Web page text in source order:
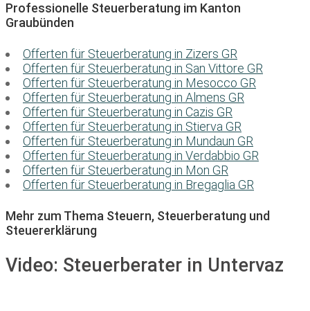
Professionelle Steuerberatung im Kanton
Graubünden
Offerten für Steuerberatung in Zizers GR
Offerten für Steuerberatung in San Vittore GR
Offerten für Steuerberatung in Mesocco GR
Offerten für Steuerberatung in Almens GR
Offerten für Steuerberatung in Cazis GR
Offerten für Steuerberatung in Stierva GR
Offerten für Steuerberatung in Mundaun GR
Offerten für Steuerberatung in Verdabbio GR
Offerten für Steuerberatung in Mon GR
Offerten für Steuerberatung in Bregaglia GR
Mehr zum Thema Steuern, Steuerberatung und
Steuererklärung
Video: Steuerberater in Untervaz